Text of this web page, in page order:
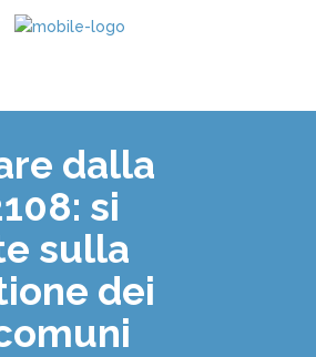
dalla
si
sulla
dei